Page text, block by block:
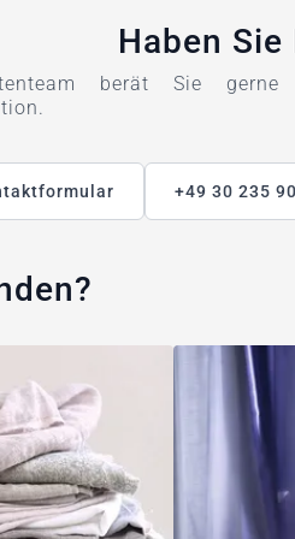
Haben Sie
berät Sie
+49 30 235